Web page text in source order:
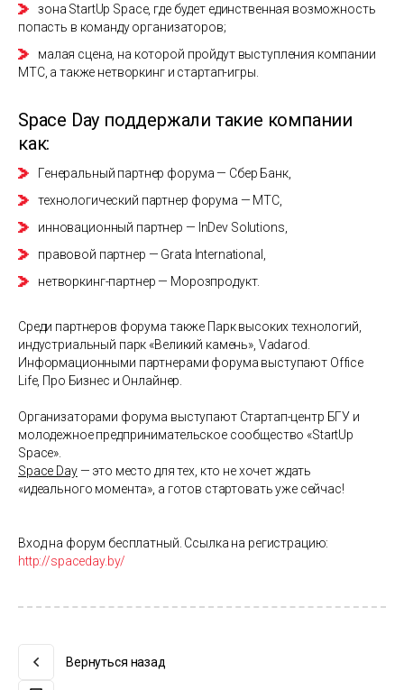
зона StartUp Space, где будет единственная возможность
попасть в команду организаторов;
малая сцена, на которой пройдут выступления компании
МТС, а также нетворкинг и стартап-игры.
Space Day поддержали такие компании
как:
Генеральный партнер форума — Сбер Банк,
технологический партнер форума — MTC,
инновационный партнер — InDev Solutions,
правовой партнер — Grata International,
нетворкинг-партнер — Морозпродукт.
Среди партнеров форума также Парк высоких технологий,
индустриальный парк «Великий камень», Vadarod.
Информационными партнерами форума выступают Office
Life, Про Бизнес и Онлайнер.
Организаторами форума выступают Стартап-центр БГУ и
молодежное предпринимательское сообщество «StartUp
Space».
Space Day— это место для тех, кто не хочет ждать
«идеального момента», а готов стартовать уже сейчас!
Вход на форум бесплатный. Ссылка на регистрацию:
http://spaceday.by/
Вернуться назад